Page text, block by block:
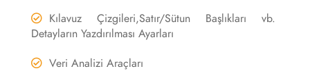
Kılavuz Çizgileri,Satır/Sütun Başlıkları vb.
Detayların Yazdırılması Ayarları
Veri Analizi Araçları